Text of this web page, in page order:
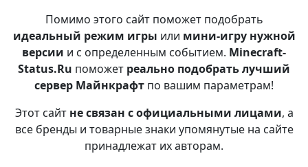
Помимо этого сайт поможет подобрать
идеальный режим игры или мини-игру нужной
версии и с определенным событием. Minecraft-
Status.Ru поможет реально подобрать лучший
сервер Майнкрафт по вашим параметрам!
Этот сайт не связан с официальными лицами, а
все бренды и товарные знаки упомянутые на сайте
принадлежат их авторам.